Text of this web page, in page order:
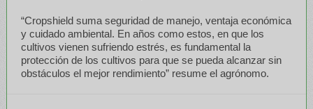
“Cropshield suma seguridad de manejo, ventaja económica
y cuidado ambiental. En años como estos, en que los
cultivos vienen sufriendo estrés, es fundamental la
protección de los cultivos para que se pueda alcanzar sin
obstáculos el mejor rendimiento” resume el agrónomo.